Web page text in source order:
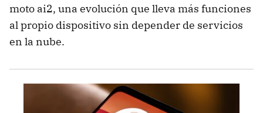
moto ai2, una evolución que lleva más funciones
al propio dispositivo sin depender de servicios
en la nube.